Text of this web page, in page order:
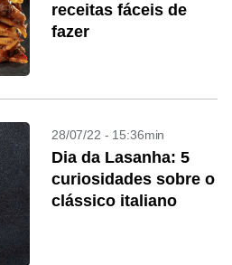
receitas fáceis de
fazer
28/07/22 - 15:36min
Dia da Lasanha: 5
curiosidades sobre o
clássico italiano